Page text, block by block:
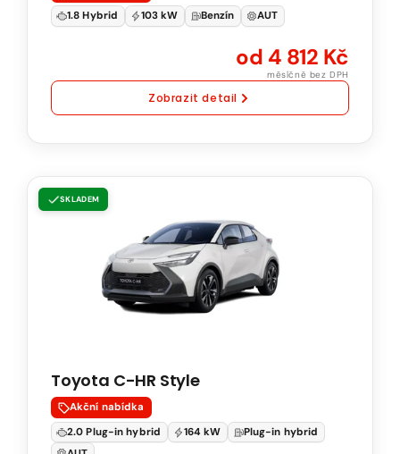
1.8 Hybrid
103 kW Benzín AUT
Zobrazit detail
od 4 812 Kč
měsíčně bez DPH
Toyota
C-
Natural
Automatická
SKLADEM
Toyota C-HR Style
Akční nabídka
2.0 Plug-in hybrid
164 kW
Plug-in hybrid